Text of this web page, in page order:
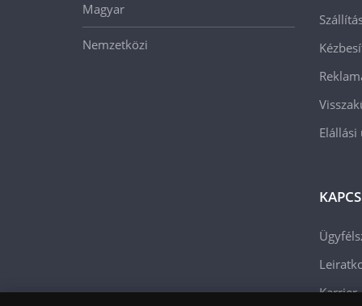
Magyar
Nemzetközi
Elállási
Karrier